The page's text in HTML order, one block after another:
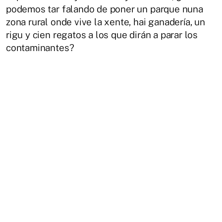
podemos tar falando de poner un parque nuna
zona rural onde vive la xente, hai ganadería, un
rigu y cien regatos a los que dirán a parar los
contaminantes?